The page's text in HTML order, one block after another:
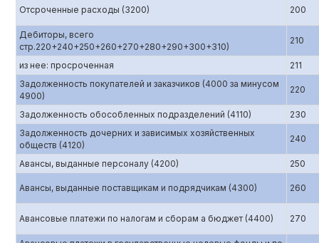
Отсроченные расходы (3200) 200
Дебиторы, всего
стр.220+240+250+260+270+280+290+300+310)
210
из нее: просроченная
211
Задолженность покупателей и заказчиков (4000 за минусом
4900)
220
Задолженность обособленных подразделений (4110)
230
Задолженность дочерних и зависимых хозяйственных
обществ (4120)
240
Авансы, выданные персоналу (4200) 250
Авансы, выданные поставщикам и подрядчикам (4300) 260
Авансовые платежи по налогам и сборам а бюджет (4400) 270